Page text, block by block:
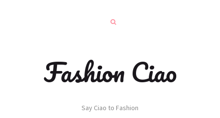
Fashion Ciao
Say Ciao to Fashion